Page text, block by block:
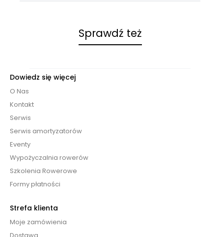
Sprawdź też
Dowiedz się więcej
O Nas
Kontakt
Serwis
Serwis amortyzatorów
Eventy
Wypożyczalnia rowerów
Szkolenia Rowerowe
Formy płatności
Strefa klienta
Moje zamówienia